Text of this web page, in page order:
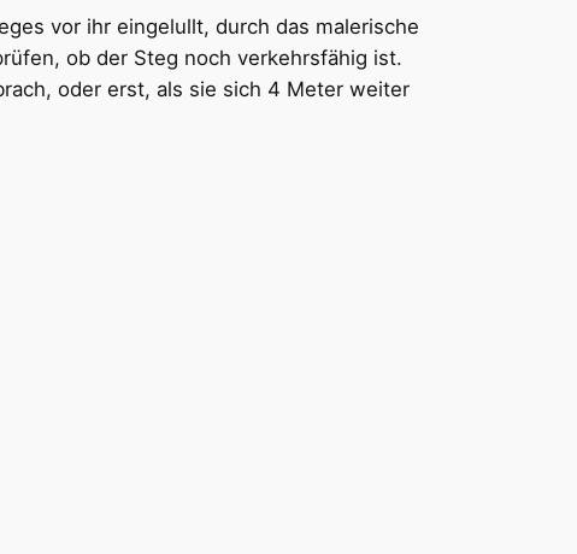
vor ihr eingelullt, durch das malerische
ob der Steg noch verkehrsfähig ist.
oder erst, als sie sich 4 Meter weiter